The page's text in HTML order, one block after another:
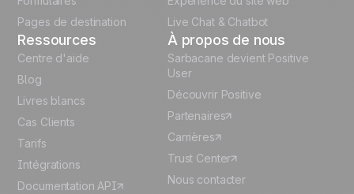
Pages de destination
Live Chat & Chatbot
Ressources
Centre d'aide
Blog
Livres blancs
Cas Clients
Tarifs
Intégrations
Documentation API
À propos de nous
Sarbacane devient Positive
User
Découvrir Positive
Partenaires
Carrières
Trust Center
Nous contacter